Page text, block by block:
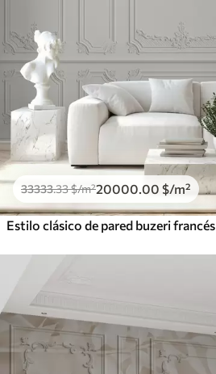
33333.33$/m²20000 .00 $/m²
Estilo clásico de pared buzeri francés